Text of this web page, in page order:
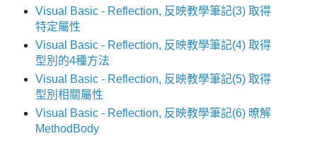
Visual Basic - Reflection, 反映教學筆記(3) 取得
特定屬性
Visual Basic - Reflection, 反映教學筆記(4) 取得
型別的4種方法
Visual Basic - Reflection, 反映教學筆記(5) 取得
型別相關屬性
Visual Basic - Reflection, 反映教學筆記(6) 暸解
MethodBody